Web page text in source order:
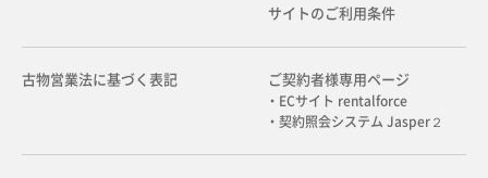
サイトのご利用条件
古物営業法に基づく表記 ご契約者様専用ページ
・ECサイト rentalforce
・契約照会システム Jasper２